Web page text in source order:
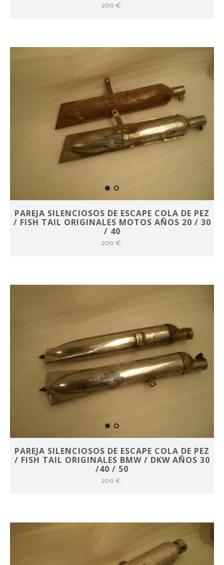
200 €
PAREJA SILENCIOSOS DE ESCAPE COLA DE PEZ
/ FISH TAIL ORIGINALES MOTOS AÑOS 20 / 30
/ 40
200 €
PAREJA SILENCIOSOS DE ESCAPE COLA DE PEZ
/ FISH TAIL ORIGINALES BMW / DKW AÑOS 30
/40 / 50
200 €